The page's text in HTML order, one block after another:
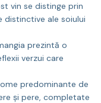
vin se distinge prin
distinctive ale soiului
prezintă o
verzui care
predominante de
și pere, completate